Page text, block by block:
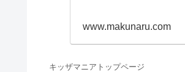
www.makunaru.com
キッザマニアトップページ